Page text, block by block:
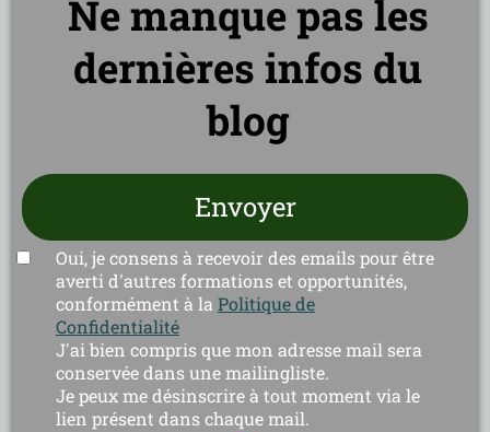
Ne manque pas les
dernières infos du
blog
Envoyer
Oui, je consens à recevoir des emails pour être
averti d'autres formations et opportunités,
conformément à la Politique de
Confidentialité
J'ai bien compris que mon adresse mail sera
conservée dans une mailingliste.
Je peux me désinscrire à tout moment via le
lien présent dans chaque mail.